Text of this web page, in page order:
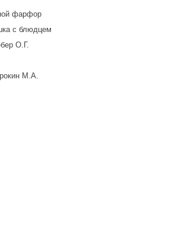
фарфор
с блюдцем
О.Г.
М.А.